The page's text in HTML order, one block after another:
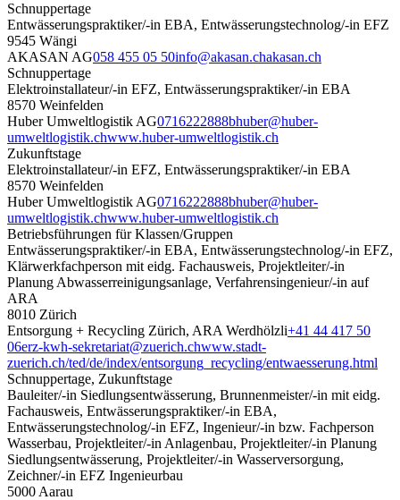
Schnuppertage
Entwässerungspraktiker/-in EBA, Entwässerungstechnolog/-in EFZ
9545 Wängi
AKASAN AG058 455 05 50info@akasan.chakasan.ch
Schnuppertage
Elektroinstallateur/-in EFZ, Entwässerungspraktiker/-in EBA
8570 Weinfelden
Huber Umweltlogistik AG0716222888bhuber@huber-
umweltlogistik.chwww.huber-umweltlogistik.ch
Zukunftstage
Elektroinstallateur/-in EFZ, Entwässerungspraktiker/-in EBA
8570 Weinfelden
Huber Umweltlogistik AG0716222888bhuber@huber-
umweltlogistik.chwww.huber-umweltlogistik.ch
Betriebsführungen für Klassen/Gruppen
Entwässerungspraktiker/-in EBA, Entwässerungstechnolog/-in EFZ,
Klärwerkfachperson mit eidg. Fachausweis, Projektleiter/-in
Planung Abwasserreinigungsanlage, Verfahrensingenieur/-in auf
ARA
8010 Zürich
Entsorgung + Recycling Zürich, ARA Werdhölzli+41 44 417 50
06erz-kwh-sekretariat@zuerich.chwww.stadt-
zuerich.ch/ted/de/index/entsorgung_recycling/entwaesserung.html
Schnuppertage, Zukunftstage
Bauleiter/-in Siedlungsentwässerung, Brunnenmeister/-in mit eidg.
Fachausweis, Entwässerungspraktiker/-in EBA,
Entwässerungstechnolog/-in EFZ, Ingenieur/-in bzw. Fachperson
Wasserbau, Projektleiter/-in Anlagenbau, Projektleiter/-in Planung
Siedlungsentwässerung, Projektleiter/-in Wasserversorgung,
Zeichner/-in EFZ Ingenieurbau
5000 Aarau